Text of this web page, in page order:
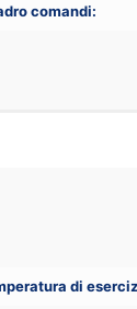
comandi:
di